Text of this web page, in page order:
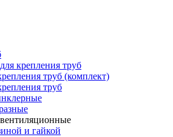
крепления труб
труб (комплект)
труб
и гайкой